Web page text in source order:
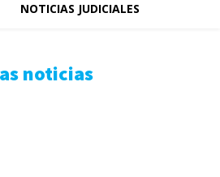
NOTICIAS JUDICIALES
noticias